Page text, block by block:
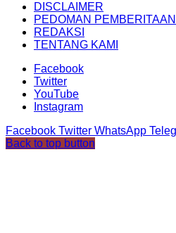
DISCLAIMER
PEDOMAN
REDAKSI
TENTANG KAMI
Facebook
Twitter
YouTube
Instagram
Facebook Twitter WhatsApp
Back to top button